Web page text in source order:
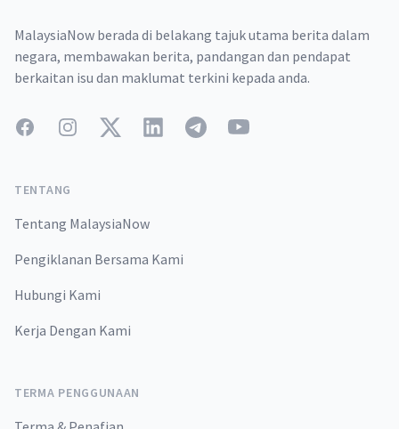
MalaysiaNow berada di belakang tajuk utama berita dalam
negara, membawakan berita, pandangan dan pendapat
berkaitan isu dan maklumat terkini kepada anda.
FacebookInstagramTwitterLinkedInTelegramYouTube
TENTANG
Tentang MalaysiaNow
Pengiklanan Bersama Kami
Hubungi Kami
Kerja Dengan Kami
TERMA PENGGUNAAN